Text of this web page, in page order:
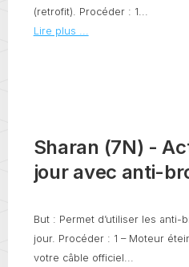
(retrofit). Procéder : 1...
Lire plus ...
Sharan (7N) -
jour avec anti-
But : Permet d’utiliser les anti-
jour. Procéder : 1 – Moteur
votre câble officiel...